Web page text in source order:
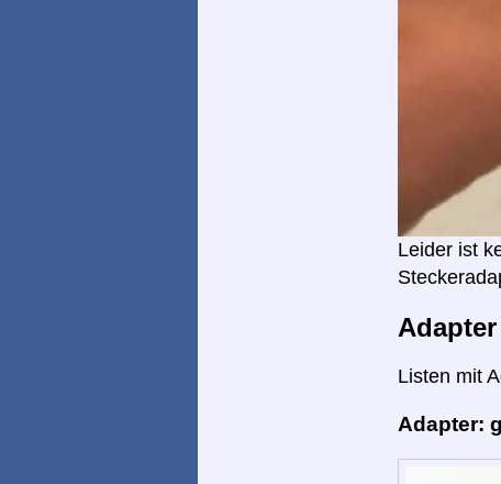
Leider ist
Adapter
Listen mit
Adapter: